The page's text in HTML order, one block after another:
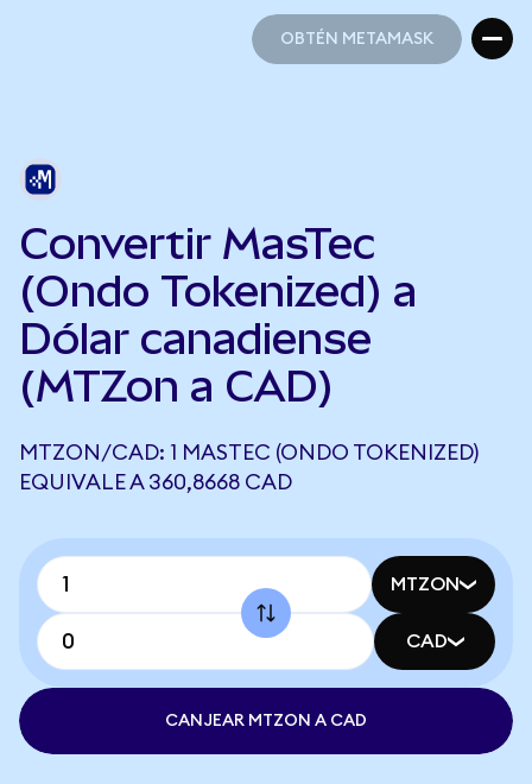
OBTÉN METAMASK
Convertir MasTec
(Ondo Tokenized) a
Dólar canadiense
(MTZon a CAD)
MTZON/CAD: 1 MASTEC (ONDO TOKENIZED)
EQUIVALE A 360,8668 CAD
MTZON
CAD
CANJEAR MTZON A CAD